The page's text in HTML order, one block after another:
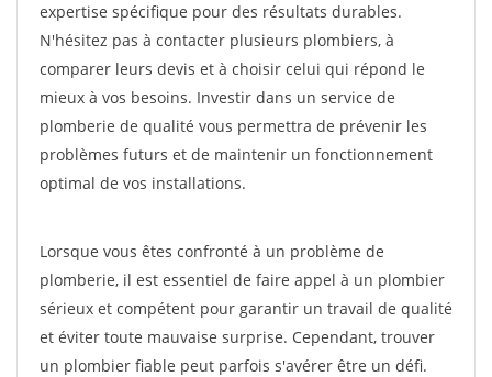
expertise spécifique pour des résultats durables.
N'hésitez pas à contacter plusieurs plombiers, à
comparer leurs devis et à choisir celui qui répond le
mieux à vos besoins. Investir dans un service de
plomberie de qualité vous permettra de prévenir les
problèmes futurs et de maintenir un fonctionnement
optimal de vos installations.
Lorsque vous êtes confronté à un problème de
plomberie, il est essentiel de faire appel à un plombier
sérieux et compétent pour garantir un travail de qualité
et éviter toute mauvaise surprise. Cependant, trouver
un plombier fiable peut parfois s'avérer être un défi.